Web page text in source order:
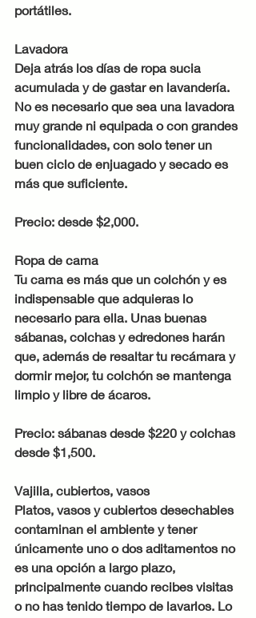
portátiles.
Lavadora
Deja atrás los días de ropa sucia
acumulada y de gastar en lavandería.
No es necesario que sea una lavadora
muy grande ni equipada o con grandes
funcionalidades, con solo tener un
buen ciclo de enjuagado y secado es
más que suficiente.
Precio: desde $2,000.
Ropa de cama
Tu cama es más que un colchón y es
indispensable que adquieras lo
necesario para ella. Unas buenas
sábanas, colchas y edredones harán
que, además de resaltar tu recámara y
dormir mejor, tu colchón se mantenga
limpio y libre de ácaros.
Precio: sábanas desde $220 y colchas
desde $1,500.
Vajilla, cubiertos, vasos
Platos, vasos y cubiertos desechables
contaminan el ambiente y tener
únicamente uno o dos aditamentos no
es una opción a largo plazo,
principalmente cuando recibes visitas
o no has tenido tiempo de lavarlos. Lo